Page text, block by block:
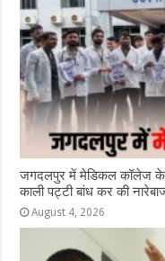
जगदलपुर में मेडिकल कॉलेज के
काली पट्टी बांध कर की
August 4, 2026